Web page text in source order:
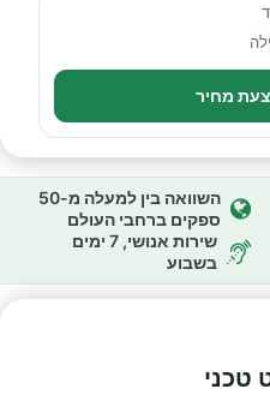
מחיר
השוואה בין למעלה מ-50
ספקים ברחבי העולם
שירות אנושי, 7 ימים
בשבוע